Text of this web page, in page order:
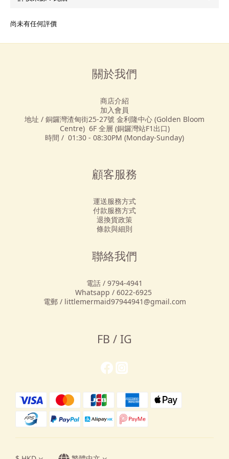
尚未有任何評價
關於我們
商店介紹
加入會員
地址 / 銅鑼灣渣甸街25-27號 金利隆中心 (Golden Bloom
Centre) 6F 全層 (銅鑼灣站F1出口)
時間 / 01:30 - 08:30PM (Monday-Sunday)
顧客服務
運送服務方式
付款服務方式
退換貨政策
條款與細則
聯絡我們
電話 / 9794-4941
Whatsapp / 6022-6925
電郵 / littlemermaid97944941@gmail.com
FB / IG